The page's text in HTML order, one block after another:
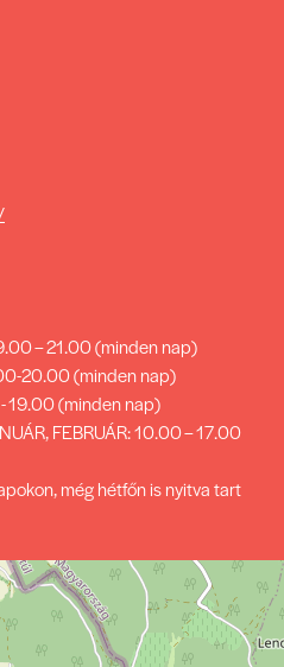
– 21.00 (minden nap)
20.00 (minden nap)
19.00 (minden nap)
FEBRUÁR: 10.00 – 17.00
még hétfőn is nyitva tart